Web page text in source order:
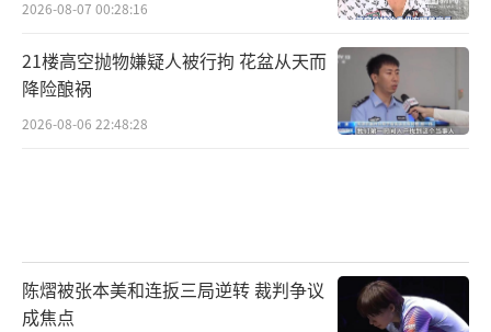
2026-08-07 00:28:16
21楼高空抛物嫌疑人被行拘 花盆从天而
降险酿祸
2026-08-06 22:48:28
陈熠被张本美和连扳三局逆转 裁判争议
成焦点